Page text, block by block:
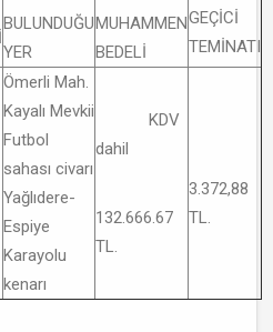
BULUNDUĞU
YER
MUHAMMEN
BEDELİ
GEÇİCİ
TEMİNATI
Ömerli Mah.
Kayalı Mevkii
Futbol
sahası civarı
Yağlıdere-
Espiye
Karayolu
kenarı
KDV
dahil
132.666.67
TL.
3.372,88
TL.